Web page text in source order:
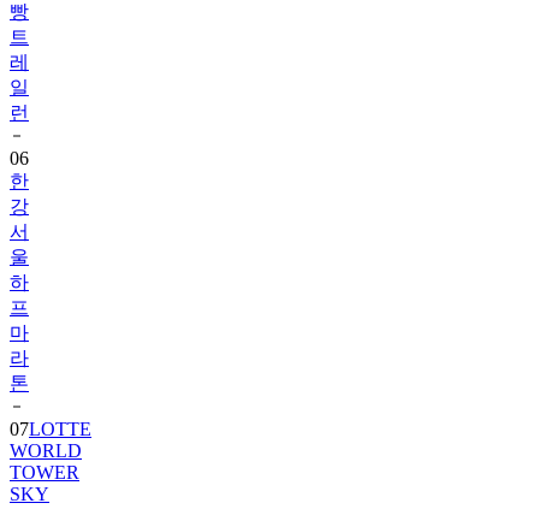
빵
트
레
일
런
06
한
강
서
울
하
프
마
라
톤
07LOTTE
WORLD
TOWER
SKY